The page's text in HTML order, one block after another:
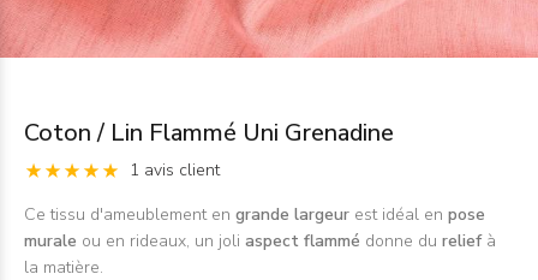
Coton / Lin Flammé Uni Grenadine
1 avis client
Ce tissu d'ameublement en grande largeur est idéal en pose
murale ou en rideaux, un joli aspect flammé donne du reliefà
la matière.